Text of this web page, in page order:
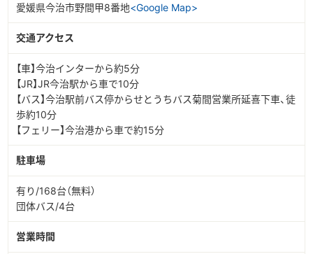
愛媛県今治市野間甲8番地<Google Map>
交通アクセス
【車】今治インターから約5分
【JR】JR今治駅から車で10分
【バス】今治駅前バス停からせとうちバス菊間営業所延喜下車、徒
歩約10分
【フェリー】今治港から車で約15分
駐車場
有り/168台（無料）
団体バス/4台
営業時間